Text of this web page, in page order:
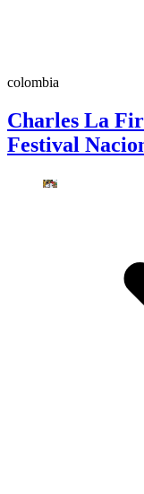
colombia
Charles La
Festival